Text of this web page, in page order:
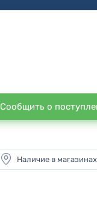
Сообщить о
Наличие в магазинах